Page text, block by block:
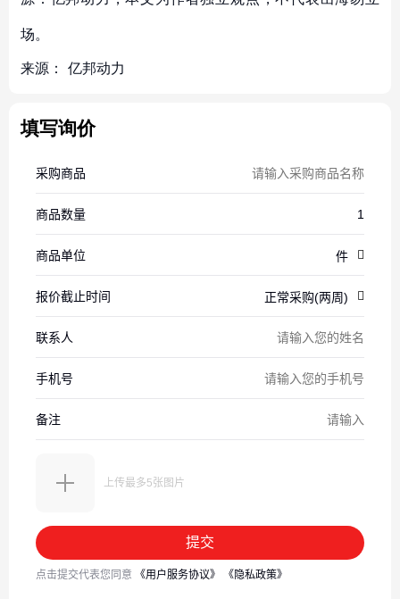
场。
来源： 亿邦动力
填写询价